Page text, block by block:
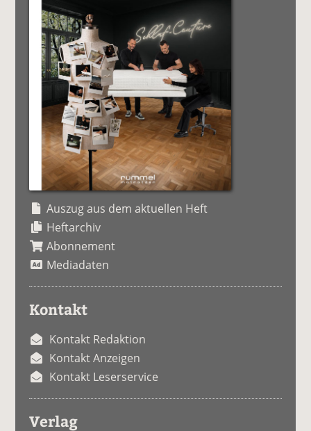
Auszug aus dem aktuellen Heft
Heftarchiv
Abonnement
Mediadaten
Kontakt
Kontakt Redaktion
Kontakt Anzeigen
Kontakt Leserservice
Verlag